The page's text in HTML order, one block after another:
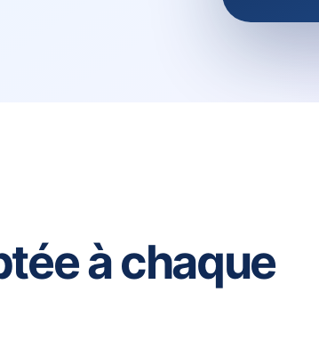
à chaque